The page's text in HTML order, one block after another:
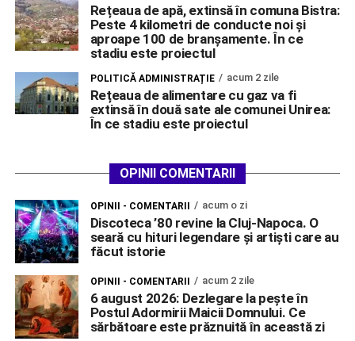
Rețeaua de apă, extinsă în comuna Bistra:
Peste 4 kilometri de conducte noi și
aproape 100 de branșamente. În ce
stadiu este proiectul
POLITICĂ ADMINISTRAȚIE acum 2 zile
Rețeaua de alimentare cu gaz va fi
extinsă în două sate ale comunei Unirea:
În ce stadiu este proiectul
OPINII COMENTARII
OPINII - COMENTARII acum o zi
Discoteca ’80 revine la Cluj-Napoca. O
seară cu hituri legendare și artiști care au
făcut istorie
OPINII - COMENTARII acum 2 zile
6 august 2026: Dezlegare la pește în
Postul Adormirii Maicii Domnului. Ce
sărbătoare este prăznuită în această zi